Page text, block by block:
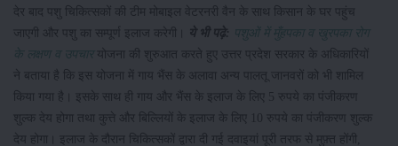
देर बाद पशु चिकित्सकों की टीम मोबाइल वेटरनरी वैन के साथ किसान के घर पहुंच
जाएगी और पशु का सम्पूर्ण इलाज करेगी।
ये भी पढ़े: पशुओं में मुँहपका व खुरपका रोग
के लक्षण व उपचार योजना की शुरुआत करते हुए उत्तर प्रदेश सरकार के अधिकारियों
ने बताया है कि इस योजना में गाय भैंस के अलावा अन्य पालतू जानवरों को भी शामिल
किया गया है। इसके साथ ही गाय और भैंस के इलाज के लिए 5 रुपये का पंजीकरण
शुल्क देय होगा तथा कुत्ते और बिल्लियों के इलाज के लिए 10 रुपये का पंजीकरण शुल्क
देय होगा। इलाज के दौरान चिकित्सकों द्वारा दी गई दवाइयां पूरी तरफ से मुफ़्त होंगी,